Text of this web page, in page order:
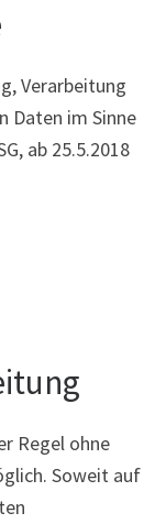
Verarbeitung
Daten im Sinne
ab 25.5.2018
Regel ohne
Soweit auf